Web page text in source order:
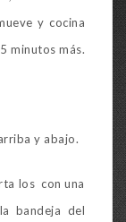
y cocina
minutos más.
y abajo.
los con una
bandeja del